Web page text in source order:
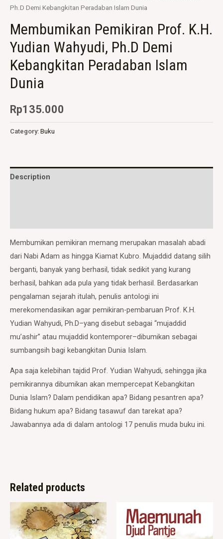
Ph.D Demi Kebangkitan Peradaban Islam Dunia
Membumikan Pemikiran Prof. K.H.
Yudian Wahyudi, Ph.D Demi
Kebangkitan Peradaban Islam
Dunia
Rp135.000
Category: Buku
Description
Membumikan pemikiran memang merupakan masalah abadi
dari Nabi Adam as hingga Kiamat Kubro. Mujaddid datang silih
berganti, banyak yang berhasil, tidak sedikit yang kurang
berhasil, bahkan ada pula yang tidak berhasil. Berdasarkan
pengalaman sejarah itulah, penulis antologi ini
merekomendasikan agar pemikiran-pembaruan Prof. K.H.
Yudian Wahyudi, Ph.D–yang disebut sebagai “mujaddid
mu’ashir” atau mujaddid kontemporer–dibumikan sebagai
sumbangsih bagi kebangkitan Dunia Islam.
Apa saja kelebihan tajdid Prof. Yudian Wahyudi, sehingga jika
pemikirannya dibumikan akan mempercepat Kebangkitan
Dunia Islam? Dalam pendidikan apa? Bidang pesantren apa?
Bidang hukum apa? Bidang tasawuf dan tarekat apa?
Jawabannya ada di dalam antologi 17 penulis muda buku ini.
Related products